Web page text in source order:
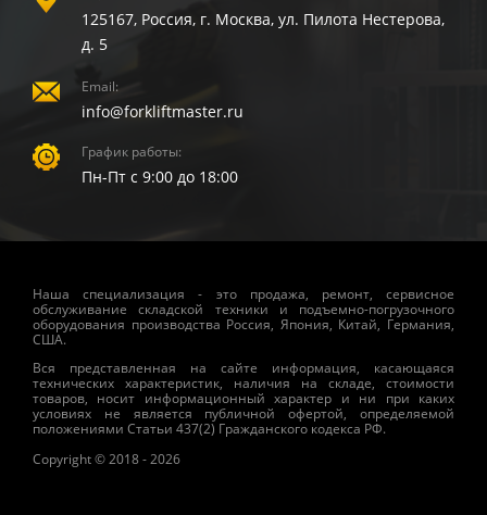
125167, Россия, г. Москва, ул. Пилота Нестерова,
д. 5
Email:
info@forkliftmaster.ru
График работы:
Пн-Пт с 9:00 до 18:00
Наша специализация - это продажа, ремонт, сервисное
обслуживание складской техники и подъемно-погрузочного
оборудования производства Россия, Япония, Китай, Германия,
США.
Вся представленная на сайте информация, касающаяся
технических характеристик, наличия на складе, стоимости
товаров, носит информационный характер и ни при каких
условиях не является публичной офертой, определяемой
положениями Статьи 437(2) Гражданского кодекса РФ.
Copyright © 2018 - 2026